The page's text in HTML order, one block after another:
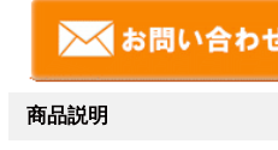
商品説明